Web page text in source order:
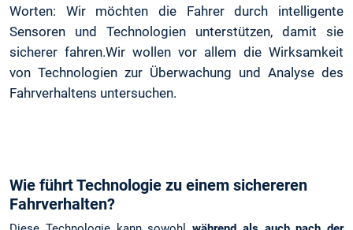
Worten: Wir möchten die Fahrer durch intelligente
Sensoren und Technologien unterstützen, damit sie
sicherer fahren.Wir wollen vor allem die Wirksamkeit
von Technologien zur Überwachung und Analyse des
Fahrverhaltens untersuchen.
Wie führt Technologie zu einem sichereren
Fahrverhalten?